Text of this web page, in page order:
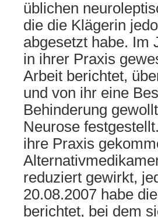
üblichen
die die Klägerin
abgesetzt habe. Im
in ihrer Praxis
Arbeit berichtet,
und von ihr eine
Behinderung
Neurose
ihre Praxis
reduziert gewirkt,
20.08.2007 habe
berichtet, bei dem